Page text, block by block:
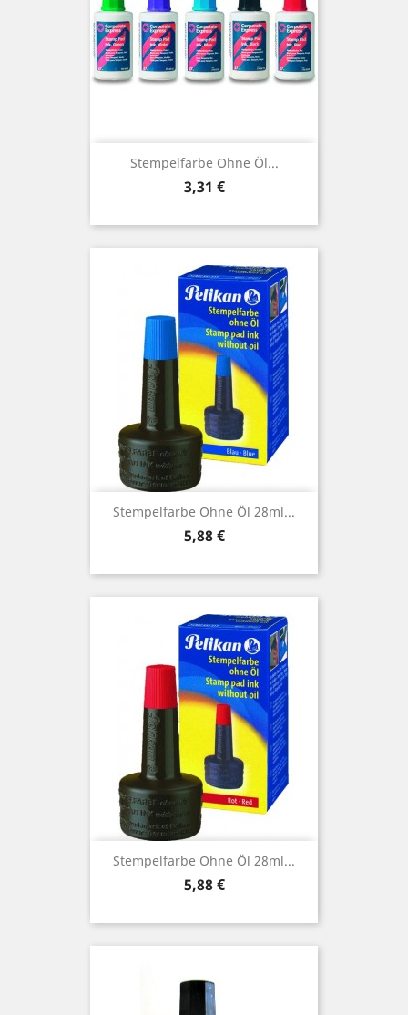
Stempelfarbe Ohne Öl...
Preis
3,31 €
Stempelfarbe Ohne Öl 28ml...
Preis
5,88 €
Stempelfarbe Ohne Öl 28ml...
Preis
5,88 €